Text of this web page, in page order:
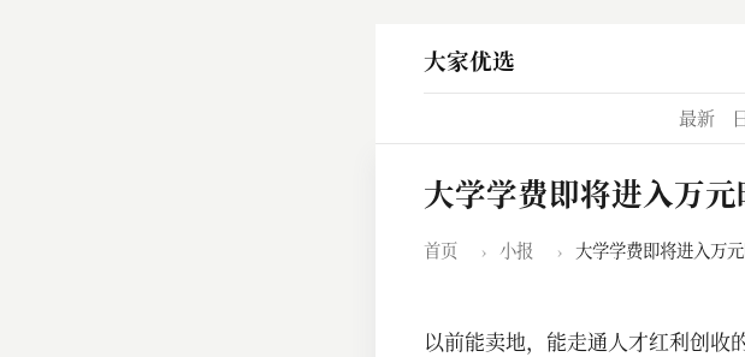
大家优选
最新
大学学费即将进入万
首页 › 小报 › 大学学费即将进入万
以前能卖地，能走通人才红利创收